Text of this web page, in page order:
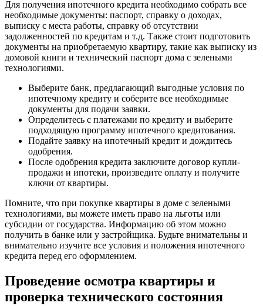
Для получения ипотечного кредита необходимо собрать все
необходимые документы: паспорт, справку о доходах,
выписку с места работы, справку об отсутствии
задолженностей по кредитам и т.д. Также стоит подготовить
документы на приобретаемую квартиру, такие как выписку из
домовой книги и технический паспорт дома с зелеными
технологиями.
Выберите банк, предлагающий выгодные условия по
ипотечному кредиту и соберите все необходимые
документы для подачи заявки.
Определитесь с платежами по кредиту и выберите
подходящую программу ипотечного кредитования.
Подайте заявку на ипотечный кредит и дождитесь
одобрения.
После одобрения кредита заключите договор купли-
продажи и ипотеки, произведите оплату и получите
ключи от квартиры.
Помните, что при покупке квартиры в доме с зелеными
технологиями, вы можете иметь право на льготы или
субсидии от государства. Информацию об этом можно
получить в банке или у застройщика. Будьте внимательны и
внимательно изучите все условия и положения ипотечного
кредита перед его оформлением.
Проведение осмотра квартиры и
проверка технического состояния